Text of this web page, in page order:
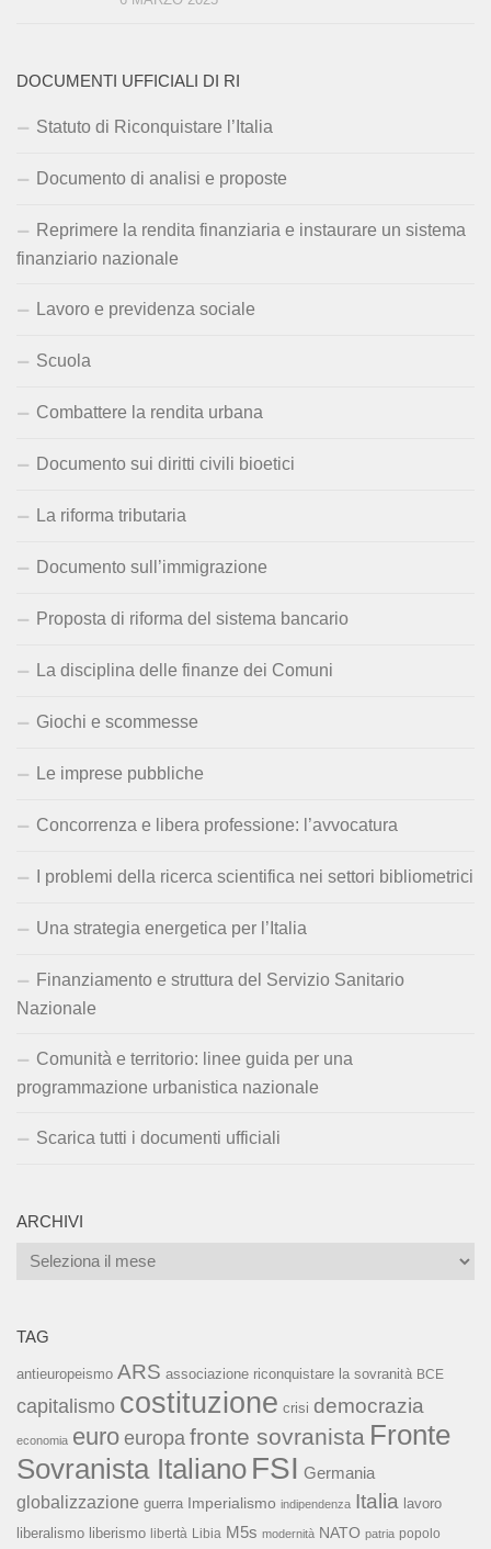
DOCUMENTI UFFICIALI DI RI
Statuto di Riconquistare l’Italia
Documento di analisi e proposte
Reprimere la rendita finanziaria e instaurare un sistema
finanziario nazionale
Lavoro e previdenza sociale
Scuola
Combattere la rendita urbana
Documento sui diritti civili bioetici
La riforma tributaria
Documento sull’immigrazione
Proposta di riforma del sistema bancario
La disciplina delle finanze dei Comuni
Giochi e scommesse
Le imprese pubbliche
Concorrenza e libera professione: l’avvocatura
I problemi della ricerca scientifica nei settori bibliometrici
Una strategia energetica per l’Italia
Finanziamento e struttura del Servizio Sanitario
Nazionale
Comunità e territorio: linee guida per una
programmazione urbanistica nazionale
Scarica tutti i documenti ufficiali
ARCHIVI
Archivi
TAG
antieuropeismo ARS associazione riconquistare la sovranità BCE
capitalismo costituzione crisi democrazia
economia euro europa fronte sovranista Fronte
Sovranista Italiano FSI Germania
globalizzazione guerra Imperialismo indipendenza Italia lavoro
liberalismo liberismo libertà Libia M5s modernità NATO patria popolo